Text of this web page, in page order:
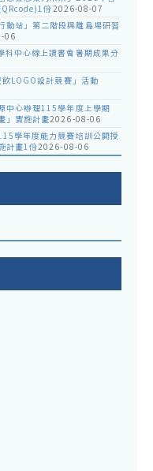
份2026-08-07
動站」第二階段與離島場研習
06
中心線上讀書會暑期成果分
LOGO設計競賽」活動
中心辦理115學年度上學期
」實施計畫2026-08-06
學年度能力競賽培訓公開授
計畫1份2026-08-06